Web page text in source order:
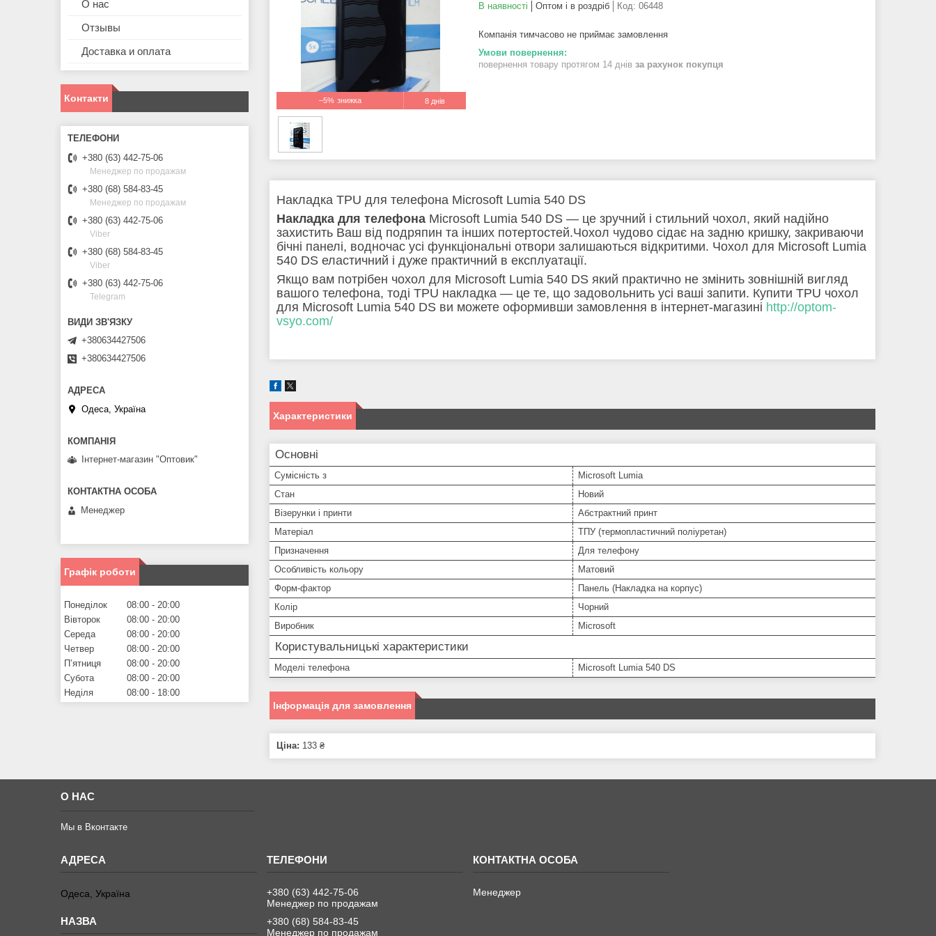
–5% 8 днів
В наявності Оптом і в роздріб Код: 06448
Компанія тимчасово не приймає замовлення
повернення товару протягом 14 днів за рахунок покупця
Накладка TPU для телефона Microsoft Lumia 540 DS
Накладка для телефона Microsoft Lumia 540 DS — це зручний і стильний чохол, який надійно
захистить Ваш від подряпин та інших потертостей.Чохол чудово сідає на задню кришку, закриваючи
бічні панелі, водночас усі функціональні отвори залишаються відкритими. Чохол для Microsoft Lumia
540 DS еластичний і дуже практичний в експлуатації.
Якщо вам потрібен чохол для Microsoft Lumia 540 DS який практично не змінить зовнішній вигляд
вашого телефона, тоді TPU накладка — це те, що задовольнить усі ваші запити. Купити TPU чохол
для Microsoft Lumia 540 DS ви можете оформивши замовлення в інтернет-магазині http://optom-
vsyo.com/
Характеристики
Основні
Сумісність з
Microsoft Lumia
Стан
Новий
Візерунки і принти
Абстрактний принт
Матеріал
ТПУ (термопластичний поліуретан)
Призначення
Для телефону
Особливість кольору
Матовий
Форм-фактор
Панель (Накладка на корпус)
Колір
Чорний
Виробник
Microsoft
Користувальницькі характеристики
Моделі телефона Microsoft Lumia 540 DS
Інформація для замовлення
Ціна: 133 ₴
О нас
Отзывы
Доставка и оплата
Контакти
+380 (63) 442-75-06
Менеджер по продажам
+380 (68) 584-83-45
Менеджер по продажам
+380 (63) 442-75-06
Viber
+380 (68) 584-83-45
Viber
+380 (63) 442-75-06
Telegram
+380634427506
+380634427506
Одеса, Україна
Інтернет-магазин "Оптовик"
Менеджер
Графік роботи
Понеділок 08:00
20:00
Вівторок
08:00
20:00
Середа
08:00
20:00
Четвер
08:00
20:00
Пʼятниця
08:00
20:00
Субота
08:00
20:00
Неділя
08:00 18:00
О НАС
Мы в Вконтакте
Одеса, Україна
+380 (63) 442-75-06
Менеджер по продажам
+380 (68) 584-83-45
Менеджер по продажам
Менеджер